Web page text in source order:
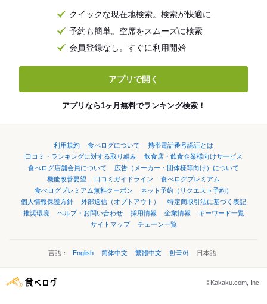
クイックな現在地検索。検索が快適に
予約も簡単。空席をスムーズに検索
会員登録なし。すぐに利用開始
アプリで開く
アプリなら1ヶ月無料でランキング検索！
利用規約 食べログについて
携帯電話番号認証とは
口コミ・ランキングに対する取り組み
飲食店・飲食企業様向けサービス
食べログ店舗会員について
広告（メーカー・団体様等向け）について
機能改善要望
口コミガイドライン
食べログプレミアム
食べログプレミアム無料クーポン
ネット予約（リクエスト予約）
個人情報保護方針
外部送信（オプトアウト）
特定商取引法に基づく表記
推奨環境
ヘルプ・お問い合わせ 採用情報 企業情報
キーワード一覧
サイトマップ
チェーン一覧
言語： English 简体中文 繁體中文 한국어 日本語
©Kakaku.com, Inc.